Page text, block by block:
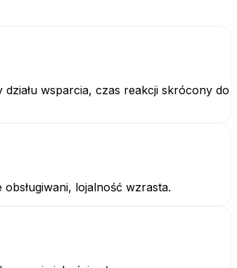
wsparcia, czas reakcji skrócony do
lojalność wzrasta.